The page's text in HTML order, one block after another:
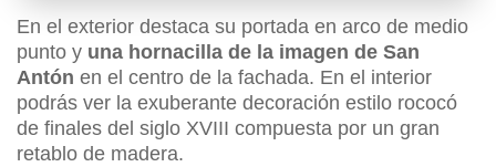
En el exterior destaca su portada en arco de medio
punto y una hornacilla de la imagen de San
Antón en el centro de la fachada. En el interior
podrás ver la exuberante decoración estilo rococó
de finales del siglo XVIII compuesta por un gran
retablo de madera.